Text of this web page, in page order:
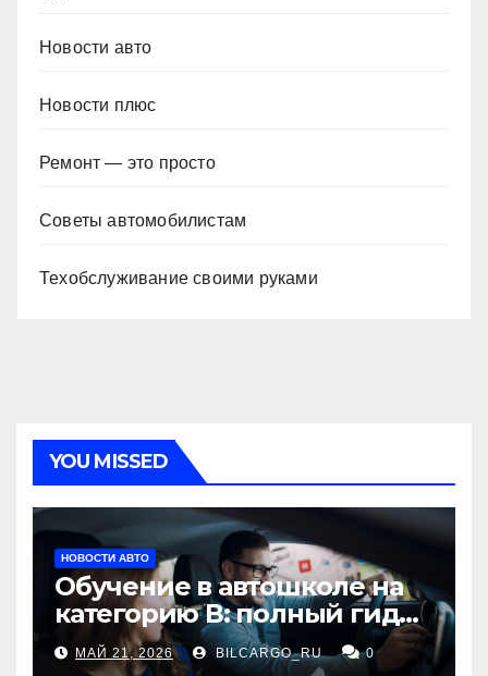
Новости авто
Новости плюс
Ремонт — это просто
Советы автомобилистам
Техобслуживание своими руками
YOU MISSED
НОВОСТИ АВТО
Обучение в автошколе на
категорию В: полный гид
для будущих водителей
МАЙ 21, 2026 BILCARGO_RU 0